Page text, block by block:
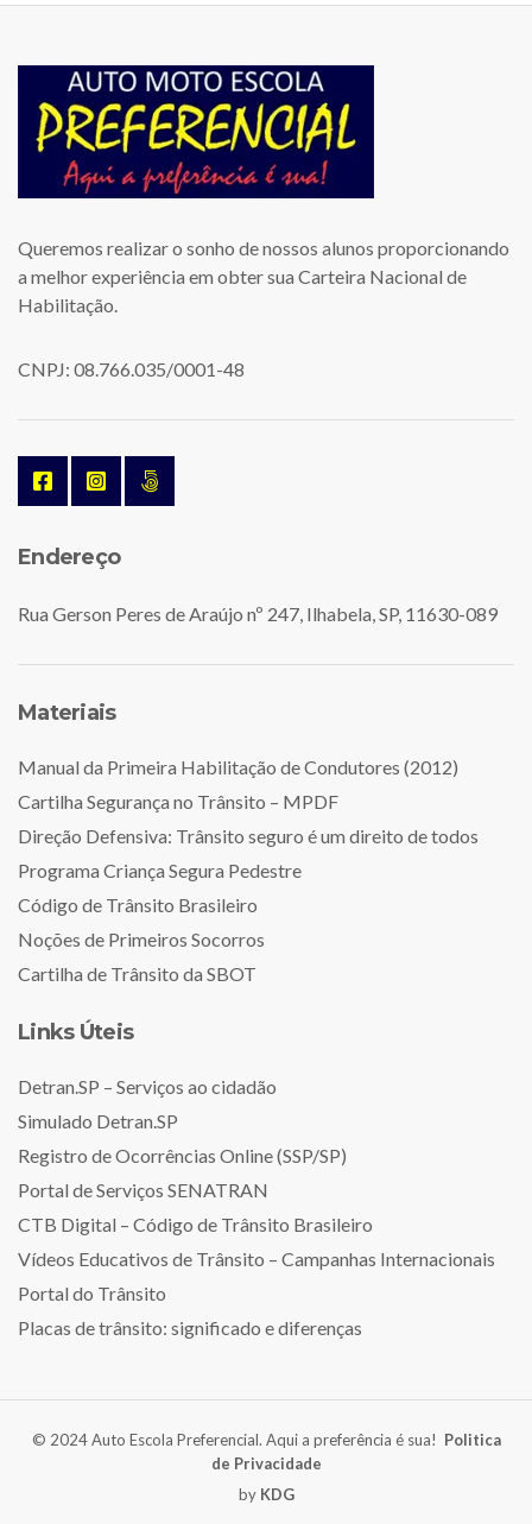
Queremos realizar o sonho de nossos alunos proporcionando
a melhor experiência em obter sua Carteira Nacional de
Habilitação.
CNPJ: 08.766.035/0001-48
Endereço
Rua Gerson Peres de Araújo nº 247, Ilhabela, SP, 11630-089
Materiais
Manual da Primeira Habilitação de Condutores (2012)
Cartilha Segurança no Trânsito – MPDF
Direção Defensiva: Trânsito seguro é um direito de todos
Programa Criança Segura Pedestre
Código de Trânsito Brasileiro
Noções de Primeiros Socorros
Cartilha de Trânsito da SBOT
Links Úteis
Detran.SP – Serviços ao cidadão
Simulado Detran.SP
Registro de Ocorrências Online (SSP/SP)
Portal de Serviços SENATRAN
CTB Digital – Código de Trânsito Brasileiro
Vídeos Educativos de Trânsito – Campanhas Internacionais
Portal do Trânsito
Placas de trânsito: significado e diferenças
© 2024 Auto Escola Preferencial. Aqui a preferência é sua! Politica
de Privacidade
by KDG